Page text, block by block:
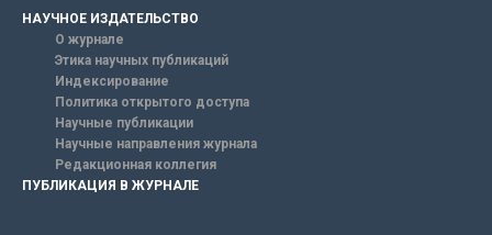
НАУЧНОЕ ИЗДАТЕЛЬСТВО
О журнале
Этика научных публикаций
Индексирование
Политика открытого доступа
Научные публикации
Научные направления журнала
Редакционная коллегия
ПУБЛИКАЦИЯ В ЖУРНАЛЕ